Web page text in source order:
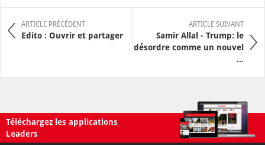
ARTICLE PRÉCÉDENT
Edito : Ouvrir et partager
ARTICLE SUIVANT
Samir Allal - Trump: le
désordre comme un nouvel
...
Téléchargez les applications
Leaders